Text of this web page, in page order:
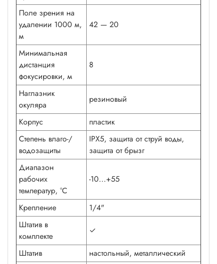
Поле зрения на
удалении 1000 м,
м
42 — 20
Минимальная
дистанция
фокусировки, м
8
Наглазник
окуляра
резиновый
Корпус
пластик
Степень влаго-/
водозащиты
IPX5, защита от струй воды,
защита от брызг
Диапазон
рабочих
температур, °С
-10...+55
Крепление
1/4"
Штатив в
комплекте
✓
Штатив настольный, металлический